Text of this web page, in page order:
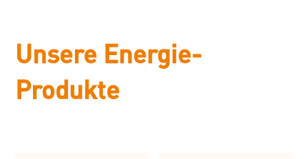
Unsere Energie-
Produkte